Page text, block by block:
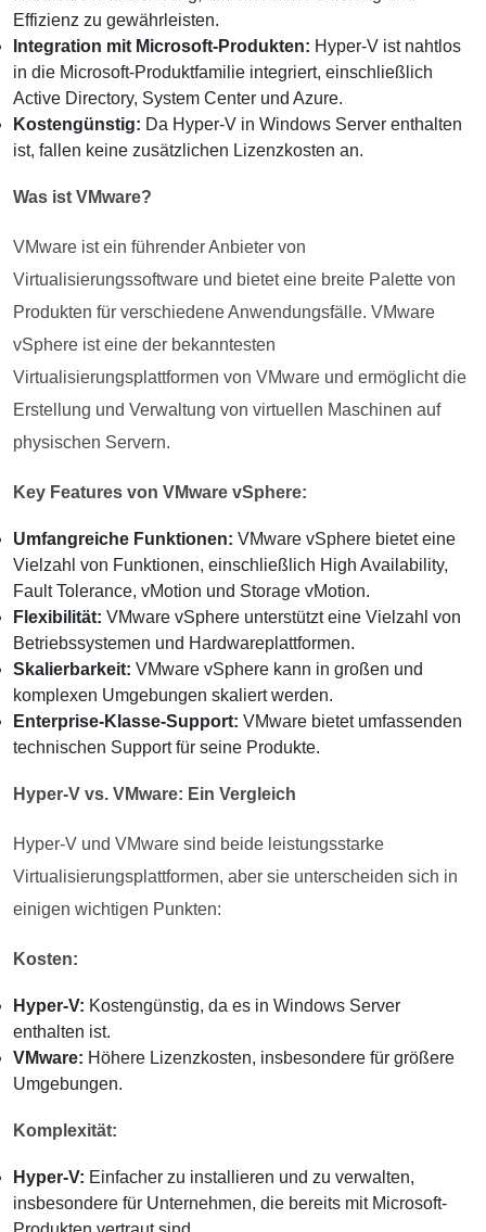
Effizienz zu gewährleisten.
Integration mit Microsoft-Produkten: Hyper-V ist nahtlos
in die Microsoft-Produktfamilie integriert, einschließlich
Active Directory, System Center und Azure.
Kostengünstig: Da Hyper-V in Windows Server enthalten
ist, fallen keine zusätzlichen Lizenzkosten an.
Was ist VMware?
VMware ist ein führender Anbieter von
Virtualisierungssoftware und bietet eine breite Palette von
Produkten für verschiedene Anwendungsfälle. VMware
vSphere ist eine der bekanntesten
Virtualisierungsplattformen von VMware und ermöglicht die
Erstellung und Verwaltung von virtuellen Maschinen auf
physischen Servern.
Key Features von VMware vSphere:
Umfangreiche Funktionen: VMware vSphere bietet eine
Vielzahl von Funktionen, einschließlich High Availability,
Fault Tolerance, vMotion und Storage vMotion.
Flexibilität: VMware vSphere unterstützt eine Vielzahl von
Betriebssystemen und Hardwareplattformen.
Skalierbarkeit: VMware vSphere kann in großen und
komplexen Umgebungen skaliert werden.
Enterprise-Klasse-Support: VMware bietet umfassenden
technischen Support für seine Produkte.
Hyper-V vs. VMware: Ein Vergleich
Hyper-V und VMware sind beide leistungsstarke
Virtualisierungsplattformen, aber sie unterscheiden sich in
einigen wichtigen Punkten:
Kosten:
Hyper-V: Kostengünstig, da es in Windows Server
enthalten ist.
VMware: Höhere Lizenzkosten, insbesondere für größere
Umgebungen.
Komplexität:
Hyper-V: Einfacher zu installieren und zu verwalten,
insbesondere für Unternehmen, die bereits mit Microsoft-